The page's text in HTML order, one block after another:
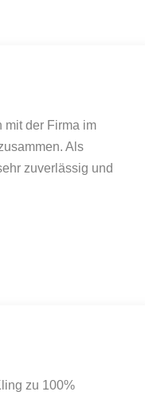
mit der Firma im
Als
zuverlässig und
zu 100%